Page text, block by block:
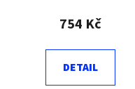
754 Kč
DETAIL